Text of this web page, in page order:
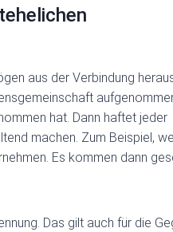
aus der Verbindung
hat. Dann haftet jeder
machen. Zum Beispiel,
Es kommen dann
Das gilt auch für die